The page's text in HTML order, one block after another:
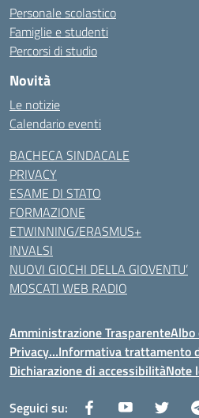
Personale scolastico
Famiglie e studenti
Percorsi di studio
Novità
Le notizie
Calendario eventi
BACHECA SINDACALE
PRIVACY
ESAME DI STATO
FORMAZIONE
ETWINNING/ERASMUS+
INVALSI
NUOVI GIOCHI DELLA GIOVENTU’
MOSCATI WEB RADIO
Amministrazione TrasparenteAlbo
Privacy…Informativa trattamento
Dichiarazione di accessibilitàNote
Seguici su: